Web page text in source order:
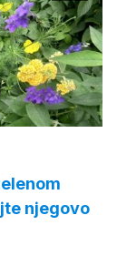
njegovo